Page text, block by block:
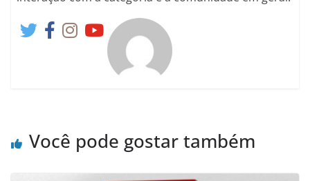
Você pode gostar também